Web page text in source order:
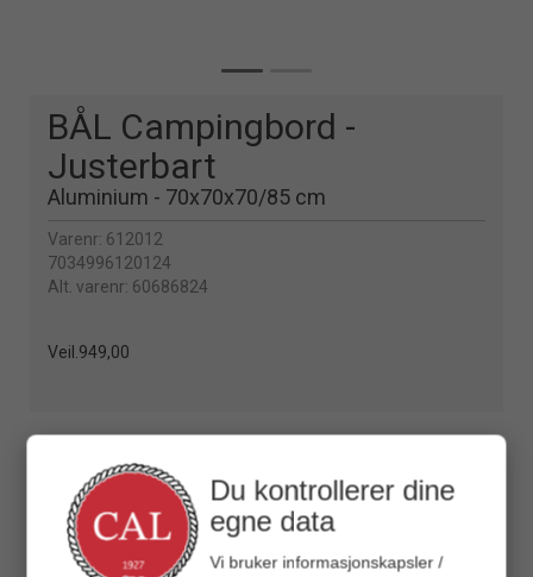
BÅL Campingbord -
Justerbart
Aluminium - 70x70x70/85 cm
Varenr: 612012
7034996120124
Alt. varenr: 60686824
Veil. 949,00
BESKRIVELSE
Bål Campingbord 70x70 cm
høyde.
Du kontrollerer dine
egne data
Vi bruker informasjonskapsler /